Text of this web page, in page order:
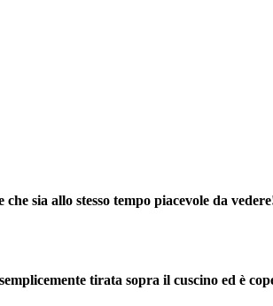
sia allo stesso tempo piacevole da
tirata sopra il cuscino ed è